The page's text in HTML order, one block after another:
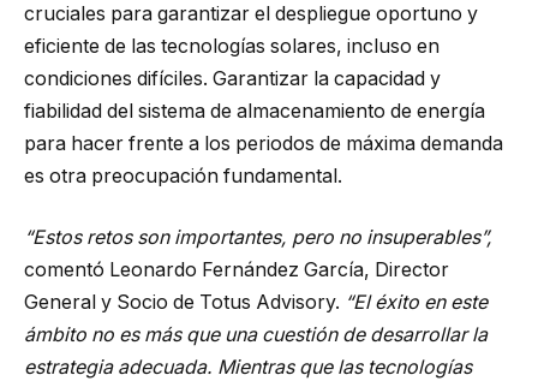
cruciales para garantizar el despliegue oportuno y
eficiente de las tecnologías solares, incluso en
condiciones difíciles. Garantizar la capacidad y
fiabilidad del sistema de almacenamiento de energía
para hacer frente a los periodos de máxima demanda
es otra preocupación fundamental.
“Estos retos son importantes, pero no insuperables”,
comentó Leonardo Fernández García, Director
General y Socio de Totus Advisory. “El éxito en este
ámbito no es más que una cuestión de desarrollar la
estrategia adecuada. Mientras que las tecnologías